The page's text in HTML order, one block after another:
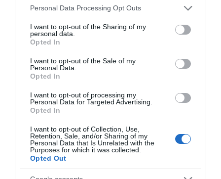
Please note that this website/app uses one or more Google
not limited to your visit or usage behaviour. You may click to
grant or deny consent to Google and its third-party tags to
use your data for below specified purposes in below Google
consent section.
Personal Data Processing Opt Outs
I want to opt-out of the Sharing of my
personal data.
Opted In
I want to opt-out of the Sale of my
Personal Data.
Opted In
I want to opt-out of processing my
Personal Data for Targeted Advertising.
Opted In
I want to opt-out of Collection, Use,
Retention, Sale, and/or Sharing of my
Personal Data that Is Unrelated with the
Purposes for which it was collected.
Opted Out